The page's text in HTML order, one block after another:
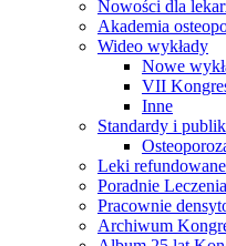
Nowości dla
Akademia
Wideo wykłady
Nowe
VII
Inne
Standardy i
Leki
Poradnie
Pracownie
Archiwum